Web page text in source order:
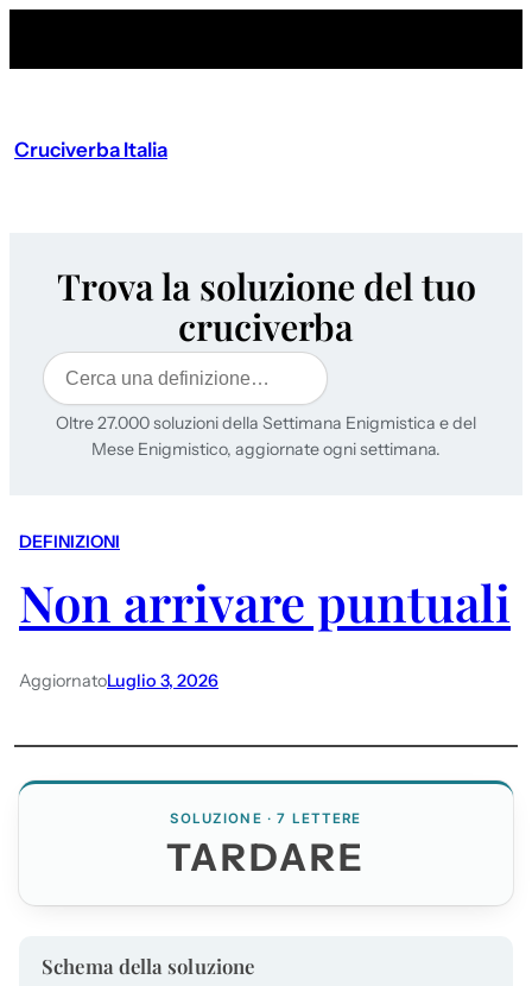
Cruciverba Italia
Trova la soluzione del tuo
cruciverba
Cerca
Oltre 27.000 soluzioni della Settimana Enigmistica e del
Mese Enigmistico, aggiornate ogni settimana.
DEFINIZIONI
Non arrivare puntuali
AggiornatoLuglio 3, 2026
SOLUZIONE · 7 LETTERE
TARDARE
Schema della soluzione